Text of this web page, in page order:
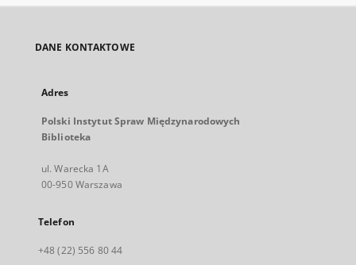
DANE KONTAKTOWE
Adres
Polski Instytut Spraw Międzynarodowych
Biblioteka
ul. Warecka 1A
00-950 Warszawa
Telefon
+48 (22) 556 80 44